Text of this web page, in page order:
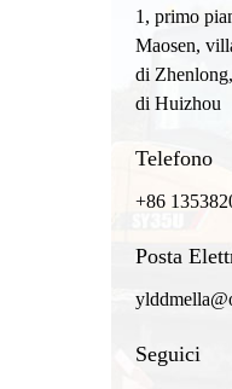
1, primo
Maosen,
di
di Huizhou
Telefono
+86
Posta
Seguici